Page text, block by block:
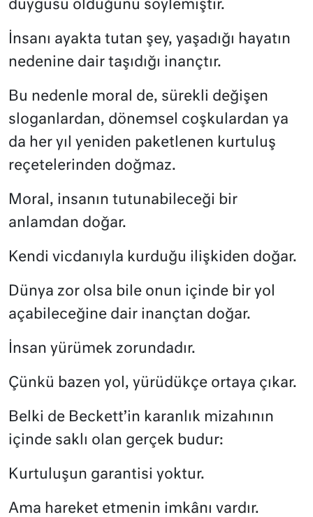
duygusu olduğunu söylemiştir.
İnsanı ayakta tutan şey, yaşadığı hayatın
nedenine dair taşıdığı inançtır.
Bu nedenle moral de, sürekli değişen
sloganlardan, dönemsel coşkulardan ya
da her yıl yeniden paketlenen kurtuluş
reçetelerinden doğmaz.
Moral, insanın tutunabileceği bir
anlamdan doğar.
Kendi vicdanıyla kurduğu ilişkiden doğar.
Dünya zor olsa bile onun içinde bir yol
açabileceğine dair inançtan doğar.
İnsan yürümek zorundadır.
Çünkü bazen yol, yürüdükçe ortaya çıkar.
Belki de Beckett’in karanlık mizahının
içinde saklı olan gerçek budur:
Kurtuluşun garantisi yoktur.
Ama hareket etmenin imkânı vardır.